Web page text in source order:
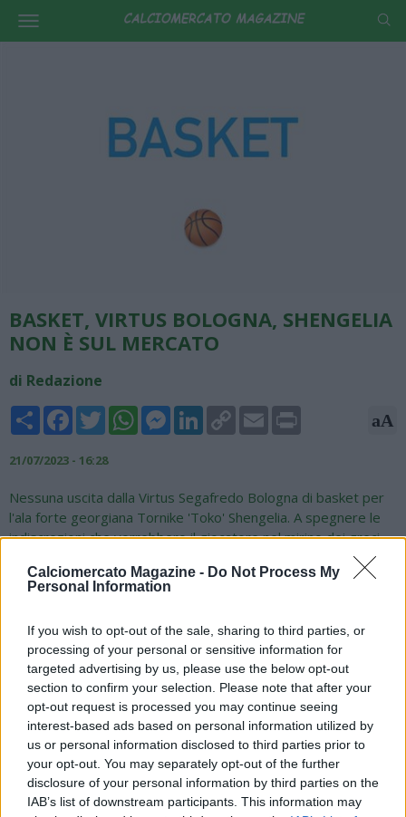
Calciomercato Magazine - Do Not Process My
Personal Information
If you wish to opt-out of the sale, sharing to third parties, or
processing of your personal or sensitive information for
targeted advertising by us, please use the below opt-out
section to confirm your selection. Please note that after your
opt-out request is processed you may continue seeing
interest-based ads based on personal information utilized by
us or personal information disclosed to third parties prior to
your opt-out. You may separately opt-out of the further
disclosure of your personal information by third parties on the
IAB’s list of downstream participants. This information may
BASKET, VIRTUS BOLOGNA, SHENGELIA
NON È SUL MERCATO
di Redazione
Share FacebookTwitterWhatsAppMessengerLinkedInCopy
Link
Email aA
21/07/2023 - 16:28
Nessuna uscita dalla Virtus Segafredo Bologna di basket per
l'ala forte georgiana Tornike 'Toko' Shengelia. A spegnere le
indiscrezioni che vorrebbero il giocatore nel mirino dei greci
emiliano, Luca Baraldi in una nota pubblicata sul sito della Vu
Nera. "In merito a quanto emerso relativamente alla posizione
che il giocatore non è sul mercato e non è mai stata trattata
una sua cessione con altri club. Confermiamo che Toko, in
relazione al contratto in essere, farà parte del roster di Virtus
Segafredo Bologna anche nella prossima stagione", chiosa
Baraldi.